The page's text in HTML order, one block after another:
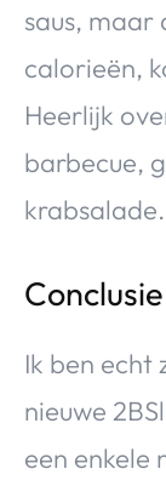
saus, maar
calorieën,
Heerlijk
barbecue,
krabsalade.
Conclusie
Ik ben echt
nieuwe
een enkele